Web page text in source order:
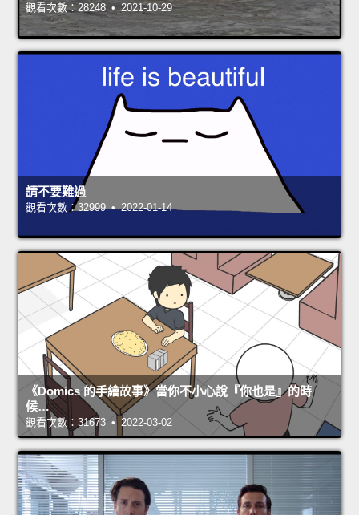
觀看次數：28248 • 2021-10-29
請不要難過
觀看次數：32999 • 2022-01-14
《Domics 的手繪故事》當你不小心說『你也是』的時
候…
觀看次數：31673 • 2022-03-02